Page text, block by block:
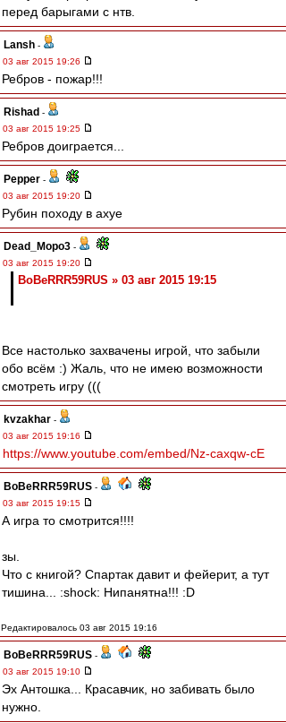
перед барыгами с нтв.
Lansh -
03 авг 2015 19:26
Ребров - пожар!!!
Rishad -
03 авг 2015 19:25
Ребров доиграется...
Pepper -
03 авг 2015 19:20
Рубин походу в ахуе
Dead_Mopo3 -
03 авг 2015 19:20
BoBeRRR59RUS » 03 авг 2015 19:15
Все настолько захвачены игрой, что забыли
обо всём :) Жаль, что не имею возможности
смотреть игру (((
kvzakhar -
03 авг 2015 19:16
https://www.youtube.com/embed/Nz-caxqw-cE
BoBeRRR59RUS -
03 авг 2015 19:15
А игра то смотрится!!!!
зы.
Что с книгой? Спартак давит и фейерит, а тут
тишина... :shock: Нипанятна!!! :D
Редактировалось 03 авг 2015 19:16
BoBeRRR59RUS -
03 авг 2015 19:10
Эх Антошка... Красавчик, но забивать было
нужно.